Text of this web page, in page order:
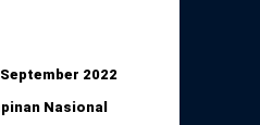
September 2022
Nasional